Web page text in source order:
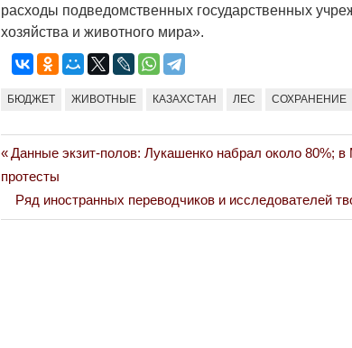
расходы подведомственных государственных
хозяйства и животного мира».
БЮДЖЕТ ЖИВОТНЫЕ КАЗАХСТАН ЛЕС СОХРАНЕНИЕ
Навигация
по
Previous
Post:
Данные экзит-полов: Лукашенко набрал около 80%; в
протесты
Next
Post:
Ряд иностранных переводчиков и исследователей